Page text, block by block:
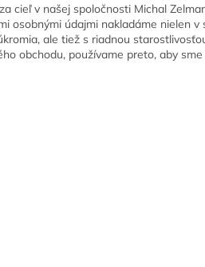
cieľ v našej spoločnosti Michal
osobnými údajmi nakladáme nielen
ale tiež s riadnou
obchodu, používame preto, aby